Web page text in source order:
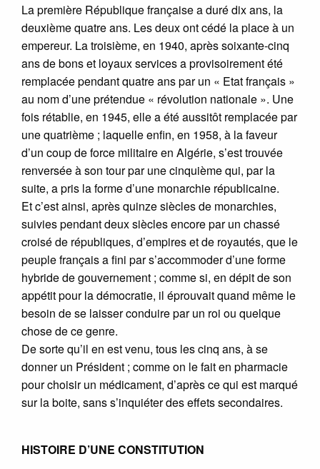
La première République française a duré dix ans, la
deuxième quatre ans. Les deux ont cédé la place à un
empereur. La troisième, en 1940, après soixante-cinq
ans de bons et loyaux services a provisoirement été
remplacée pendant quatre ans par un « Etat français »
au nom d’une prétendue « révolution nationale ». Une
fois rétablie, en 1945, elle a été aussitôt remplacée par
une quatrième ; laquelle enfin, en 1958, à la faveur
d’un coup de force militaire en Algérie, s’est trouvée
renversée à son tour par une cinquième qui, par la
suite, a pris la forme d’une monarchie républicaine.
Et c’est ainsi, après quinze siècles de monarchies,
suivies pendant deux siècles encore par un chassé
croisé de républiques, d’empires et de royautés, que le
peuple français a fini par s’accommoder d’une forme
hybride de gouvernement ; comme si, en dépit de son
appétit pour la démocratie, il éprouvait quand même le
besoin de se laisser conduire par un roi ou quelque
chose de ce genre.
De sorte qu’il en est venu, tous les cinq ans, à se
donner un Président ; comme on le fait en pharmacie
pour choisir un médicament, d’après ce qui est marqué
sur la boite, sans s’inquiéter des effets secondaires.
HISTOIRE D’UNE CONSTITUTION